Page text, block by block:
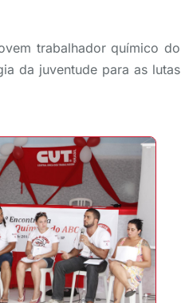
trabalhador químico do
da juventude para as lutas